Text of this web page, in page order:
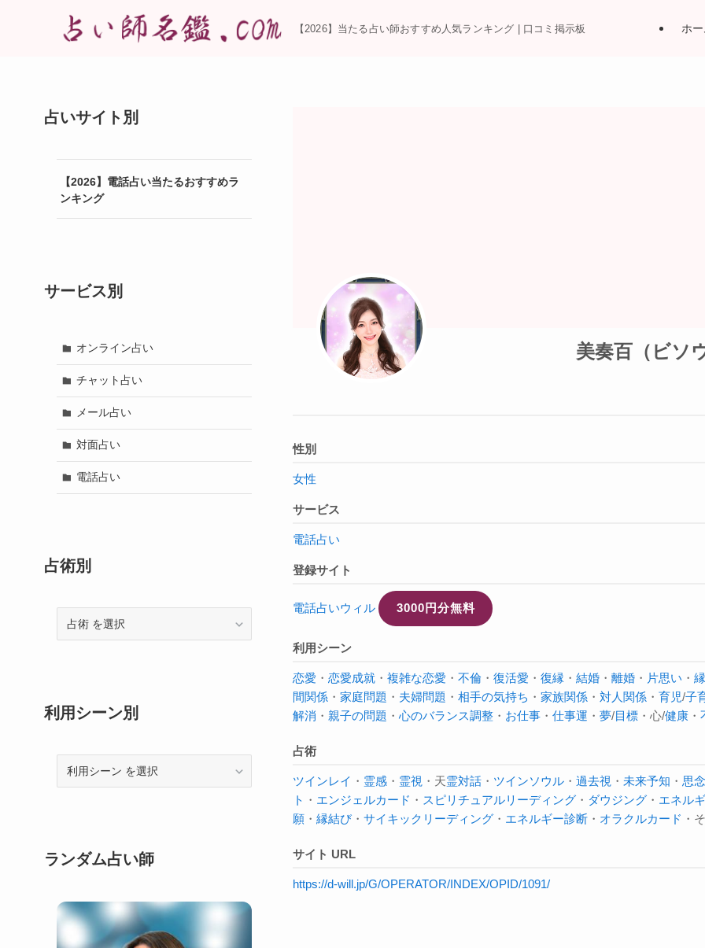
【2026】当たる占い師おすすめ人気ランキング | 口コミ掲示板 ホ
美奏百（ビソ
性別
女性
サービス
電話占い
登録サイト
電話占いウィル 3000円分無料
利用シーン
恋愛 ・ 恋愛成就 ・ 複雑な恋愛 ・ 不倫 ・ 復活愛 ・ 復縁 ・ 結婚 ・ 離婚 ・ 片思い ・
間関係 ・ 家庭問題 ・ 夫婦問題 ・ 相手の気持ち ・ 家族関係 ・ 対人関係 ・ 育児/子
解消 ・ 親子の問題 ・ 心のバランス調整 ・ お仕事 ・ 仕事運 ・ 夢/目標 ・心/健康 ・
占術
ツインレイ ・ 霊感 ・ 霊視 ・天霊対話 ・ ツインソウル ・ 過去視 ・ 未来予知 ・ 思
ト ・ エンジェルカード ・ スピリチュアルリーディング ・ ダウジング ・ エネル
願 ・ 縁結び・ サイキック リーディング ・ エネルギー診断 ・ オラクルカード ・
サイト URL
https://d-will.jp/G/OPERATOR/INDEX/OPID/1091/
占いサイト別
【2026】電話占い当たるおすすめラ
ンキング
サービス別
オンライン占い
チャット占い
メール占い
対面占い
電話占い
占術別
術
利用シーン別
ランダム占い師